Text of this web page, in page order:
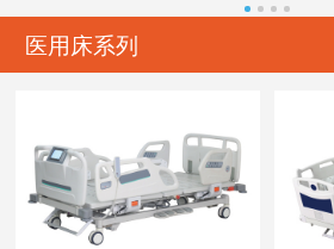
医用床系列